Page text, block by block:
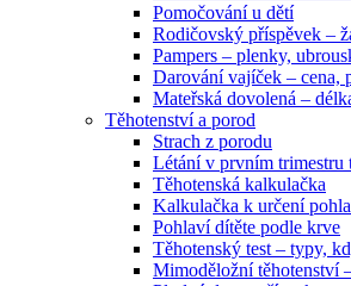
Pomočování u dětí
Rodičovský příspěvek –
Pampers – plenky,
Darování vajíček – cena,
Mateřská dovolená –
Těhotenství a porod
Strach z porodu
Létání v prvním trimestru
Těhotenská kalkulačka
Kalkulačka k určení
Pohlaví dítěte podle krve
Těhotenský test – typy,
Mimoděložní těhotenství